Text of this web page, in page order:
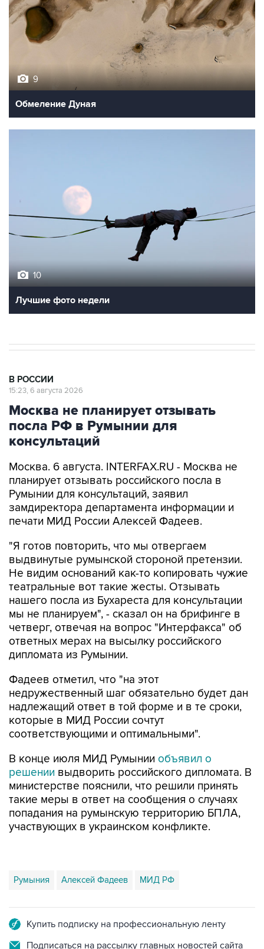
9
Обмеление Дуная
10
Лучшие фото недели
В РОССИИ
15:23, 6 августа 2026
Москва не планирует отзывать
посла РФ в Румынии для
консультаций
Москва. 6 августа. INTERFAX.RU - Москва не
планирует отзывать российского посла в
Румынии для консультаций, заявил
замдиректора департамента информации и
печати МИД России Алексей Фадеев.
"Я готов повторить, что мы отвергаем
выдвинутые румынской стороной претензии.
Не видим оснований как-то копировать чужие
театральные вот такие жесты. Отзывать
нашего посла из Бухареста для консультации
мы не планируем", - сказал он на брифинге в
четверг, отвечая на вопрос "Интерфакса" об
ответных мерах на высылку российского
дипломата из Румынии.
Фадеев отметил, что "на этот
недружественный шаг обязательно будет дан
надлежащий ответ в той форме и в те сроки,
которые в МИД России сочтут
соответствующими и оптимальными".
В конце июля МИД Румынии объявил о
решении выдворить российского дипломата. В
министерстве пояснили, что решили принять
такие меры в ответ на сообщения о случаях
попадания на румынскую территорию БПЛА,
участвующих в украинском конфликте.
Румыния Алексей Фадеев МИД РФ
Купить подписку на профессиональную ленту
Подписаться на рассылку главных новостей сайта